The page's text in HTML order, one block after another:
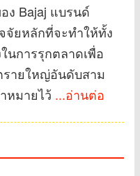
ง Bajaj แบรนด์
จัยหลักที่จะทำให้ทั้ง
นการรุกตลาดเพื่อ
ายใหญ่อันดับสาม
หมายไว้ ...อ่านต่อ